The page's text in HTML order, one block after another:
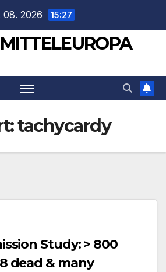
08. 2026 15:27
tachycardy
Study: > 800
dead & many